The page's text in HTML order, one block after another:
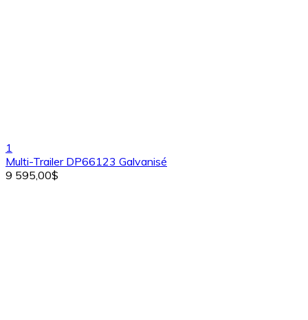
1
Multi-Trailer DP66123 Galvanisé
9 595,00$